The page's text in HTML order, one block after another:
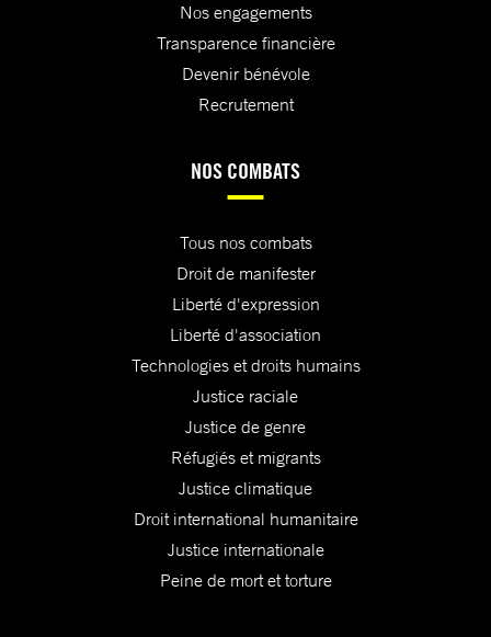
Nos engagements
Transparence financière
Devenir bénévole
Recrutement
NOS COMBATS
Tous nos combats
Droit de manifester
Liberté d'expression
Liberté d'association
Technologies et droits humains
Justice raciale
Justice de genre
Réfugiés et migrants
Justice climatique
Droit international humanitaire
Justice internationale
Peine de mort et torture